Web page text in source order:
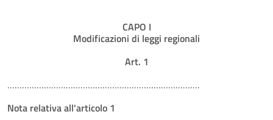
CAPO I
Modificazioni di leggi regionali
Art. 1
…………………………………………………………………….
Nota relativa all'articolo 1